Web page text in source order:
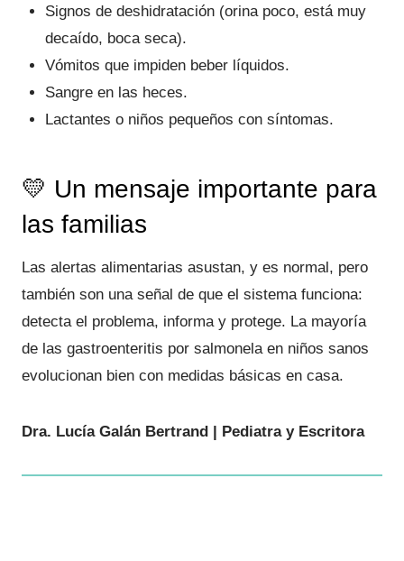
Signos de deshidratación (orina poco, está muy
decaído, boca seca).
Vómitos que impiden beber líquidos.
Sangre en las heces.
Lactantes o niños pequeños con síntomas.
💛 Un mensaje importante para
las familias
Las alertas alimentarias asustan, y es normal, pero
también son una señal de que el sistema funciona:
detecta el problema, informa y protege. La mayoría
de las gastroenteritis por salmonela en niños sanos
evolucionan bien con medidas básicas en casa.
Dra. Lucía Galán Bertrand | Pediatra y Escritora